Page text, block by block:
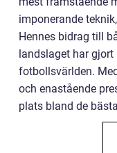
imponerande
Hennes bidrag till
landslaget har
fotbollsvärlden.
och enastående
plats bland de